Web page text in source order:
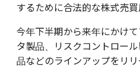
するために合法的な株式売
今年下半期から来年にかけ
タ製品、リスクコントロー
品などのラインアップをリリ